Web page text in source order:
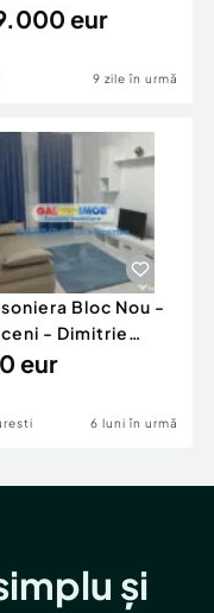
property
eur
9 zile în urmă
Bloc Nou -
- Dimitrie
eur
6 luni în urmă
și